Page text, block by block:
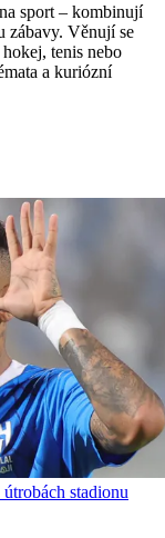
sport – kombinují
zábavy. Věnují se
tenis nebo
a kuriózní
stadionu